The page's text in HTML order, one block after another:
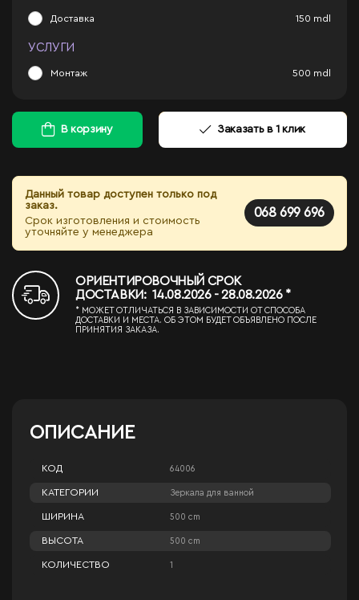
Доставка 150 mdl
УСЛУГИ
Монтаж 500 mdl
В корзину Заказать в 1 клик
Данный товар доступен только под
заказ.
Срок изготовления и стоимость
уточняйте у менеджера
068 699 696
ОРИЕНТИРОВОЧНЫЙ СРОК
ДОСТАВКИ: 14.08.2026 - 28.08.2026 *
* МОЖЕТ ОТЛИЧАТЬСЯ В ЗАВИСИМОСТИ ОТ СПОСОБА
ДОСТАВКИ И МЕСТА. ОБ ЭТОМ БУДЕТ ОБЪЯВЛЕНО ПОСЛЕ
ПРИНЯТИЯ ЗАКАЗА.
ОПИСАНИЕ
КОД 64006
КАТЕГОРИИ Зеркала для ванной
ШИРИНА 500 cm
ВЫСОТА 500 cm
КОЛИЧЕСТВО 1